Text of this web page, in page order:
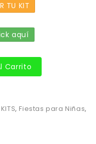
TU KIT
aquí
Carrito
, Fiestas para Niñas,